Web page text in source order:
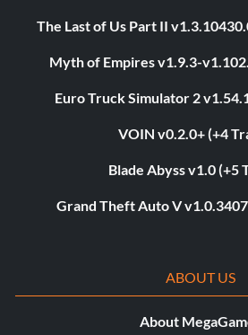
The Last of Us Part II
Myth of Empires v1.9.3-
Euro Truck Simulator 2
VOIN v0.2.0+ (+4
Blade Abyss v1.0 (+5
Grand Theft Auto V
ABOUT US
About